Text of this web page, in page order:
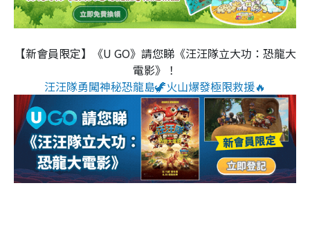
【新會員限定】《U GO》請您睇《汪汪隊立大功：恐龍大
電影》！
汪汪隊勇闖神秘恐龍島🦖火山爆發極限救援🔥